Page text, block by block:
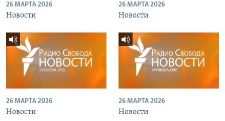
26 МАРТА 2026
Новости
26 МАРТА 2026
Новости
26 МАРТА 2026
Новости
26 МАРТА 2026
Новости